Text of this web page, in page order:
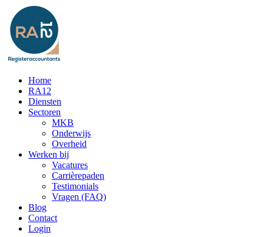
Home
RA12
Diensten
Sectoren
MKB
Onderwijs
Overheid
Werken bij
Vacatures
Carrièrepaden
Testimonials
Vragen (FAQ)
Blog
Contact
Login